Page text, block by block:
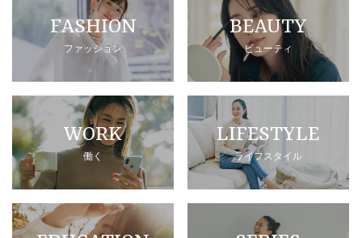
FASHION
ファッション
BEAUTY
ビューティ
WORK
働く
LIFESTYLE
ライフスタイル